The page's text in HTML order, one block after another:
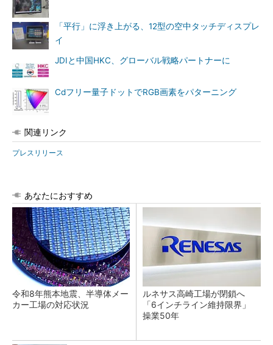
「平行」に浮き上がる、12型の空中タッチディスプレ
イ
JDIと中国HKC、グローバル戦略パートナーに
Cdフリー量子ドットでRGB画素をパターニング
関連リンク
プレスリリース
あなたにおすすめ
令和8年熊本地震、半導体メー
カー工場の対応状況
ルネサス高崎工場が閉鎖へ
「6インチライン維持限界」
操業50年